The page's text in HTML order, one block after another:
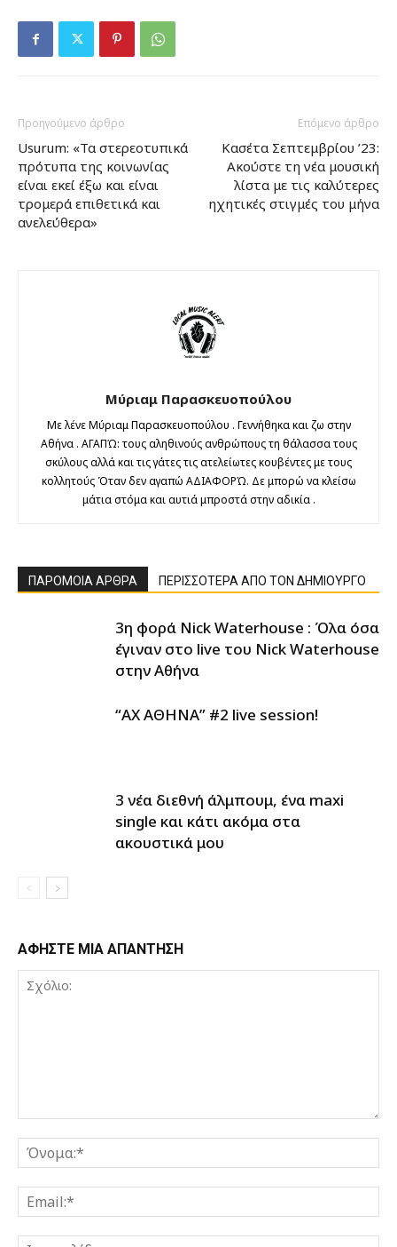
Προηγούμενο άρθρο
Usurum: «Τα στερεοτυπικά
πρότυπα της κοινωνίας
είναι εκεί έξω και είναι
τρομερά επιθετικά και
ανελεύθερα»
Επόμενο άρθρο
Κασέτα Σεπτεμβρίου ’23:
Ακούστε τη νέα μουσική
λίστα με τις καλύτερες
ηχητικές στιγμές του μήνα
Μύριαμ Παρασκευοπούλου
Με λένε Μύριαμ Παρασκευοπούλου . Γεννήθηκα και ζω στην
Αθήνα . ΑΓΑΠΏ: τους αληθινούς ανθρώπους τη θάλασσα τους
σκύλους αλλά και τις γάτες τις ατελείωτες κουβέντες με τους
κολλητούς Όταν δεν αγαπώ ΑΔΙΑΦΟΡΏ. Δε μπορώ να κλείσω
μάτια στόμα και αυτιά μπροστά στην αδικία .
ΠΑΡΟΜΟΙΑ ΑΡΘΡΑ ΠΕΡΙΣΣΟΤΕΡΑ ΑΠΟ ΤΟΝ ΔΗΜΙΟΥΡΓΟ
3η φορά Nick Waterhouse : Όλα όσα
έγιναν στο live του Nick Waterhouse
στην Αθήνα
“ΑΧ ΑΘΗΝΑ” #2 live session!
3 νέα διεθνή άλμπουμ, ένα maxi
single και κάτι ακόμα στα
ακουστικά μου
ΑΦΗΣΤΕ ΜΙΑ ΑΠΑΝΤΗΣΗ